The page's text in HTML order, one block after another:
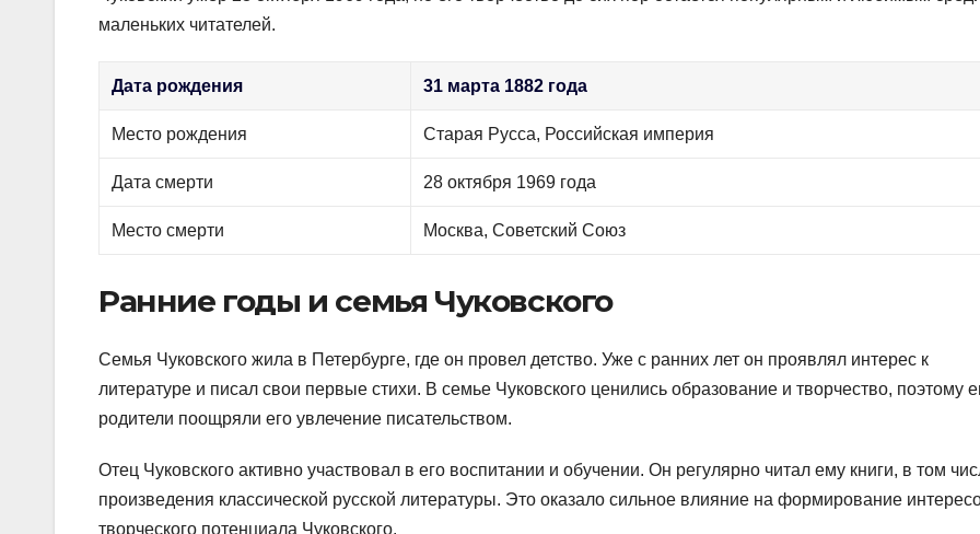
маленьких читателей.
Дата рождения 31 марта 1882 года
Место рождения Старая Русса, Российская империя
Дата смерти 28 октября 1969 года
Место смерти Москва, Советский Союз
Ранние годы и семья Чуковского
Семья Чуковского жила в Петербурге, где он провел детство. Уже с ранних лет он проявлял интерес к
литературе и писал свои первые стихи. В семье Чуковского ценились образование и творчество, поэтому
родители поощряли его увлечение писательством.
Отец Чуковского активно участвовал в его воспитании и обучении. Он регулярно читал ему книги, в том
произведения классической русской литературы. Это оказало сильное влияние на формирование
творческого потенциала Чуковского.